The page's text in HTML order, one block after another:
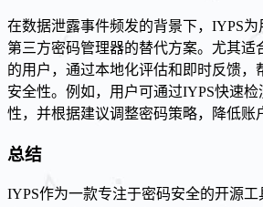
在数据泄露事件频发的背景下，IYPS
第三方密码管理器的替代方案。尤其适
的用户，通过本地化评估和即时反馈，
安全性。例如，用户可通过IYPS快速
性，并根据建议调整密码策略，降低账
总结
IYPS作为一款专注于密码安全的开源